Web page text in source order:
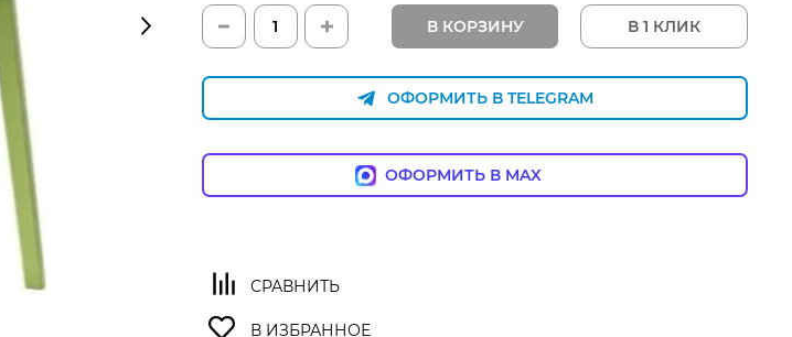
В КОРЗИНУ В 1 КЛИК
ОФОРМИТЬ В TELEGRAM
ОФОРМИТЬ В MAX